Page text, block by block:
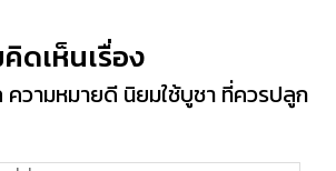
ดเห็นเรื่อง
ความหมายดี นิยมใช้บูชา ที่ควรปลูก